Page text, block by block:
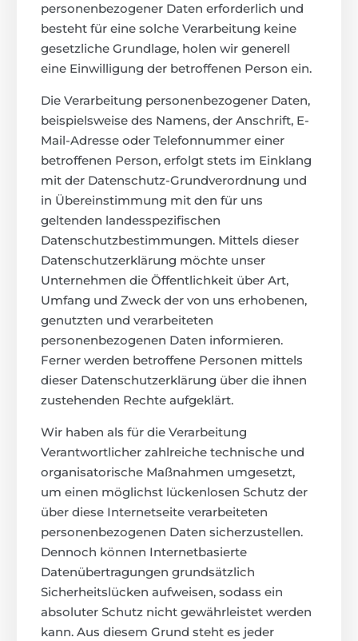
personenbezogener Daten erforderlich und
besteht für eine solche Verarbeitung keine
gesetzliche Grundlage, holen wir generell
eine Einwilligung der betroffenen Person ein.
Die Verarbeitung personenbezogener Daten,
beispielsweise des Namens, der Anschrift, E-
Mail-Adresse oder Telefonnummer einer
betroffenen Person, erfolgt stets im Einklang
mit der Datenschutz-Grundverordnung und
in Übereinstimmung mit den für uns
geltenden landesspezifischen
Datenschutzbestimmungen. Mittels dieser
Datenschutzerklärung möchte unser
Unternehmen die Öffentlichkeit über Art,
Umfang und Zweck der von uns erhobenen,
genutzten und verarbeiteten
personenbezogenen Daten informieren.
Ferner werden betroffene Personen mittels
dieser Datenschutzerklärung über die ihnen
zustehenden Rechte aufgeklärt.
Wir haben als für die Verarbeitung
Verantwortlicher zahlreiche technische und
organisatorische Maßnahmen umgesetzt,
um einen möglichst lückenlosen Schutz der
über diese Internetseite verarbeiteten
personenbezogenen Daten sicherzustellen.
Dennoch können Internetbasierte
Datenübertragungen grundsätzlich
Sicherheitslücken aufweisen, sodass ein
absoluter Schutz nicht gewährleistet werden
kann. Aus diesem Grund steht es jeder